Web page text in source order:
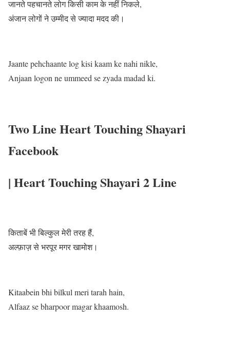
जानते पहचानते लोग किसी काम के नहीं निकले,
अंजान लोगों ने उम्मीद से ज्यादा मदद की।
Jaante pehchaante log kisi kaam ke nahi nikle,
Anjaan logon ne ummeed se zyada madad ki.
Two Line Heart Touching Shayari
Facebook
| Heart Touching Shayari 2 Line
किताबें भी बिल्कुल मेरी तरह हैं,
अल्फ़ाज़ से भरपूर मगर खामोश।
Kitaabein bhi bilkul meri tarah hain,
Alfaaz se bharpoor magar khaamosh.